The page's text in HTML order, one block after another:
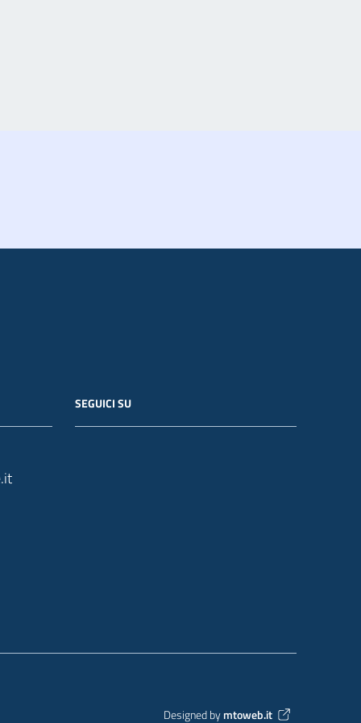
SEGUICI SU
Designed by mtoweb.it